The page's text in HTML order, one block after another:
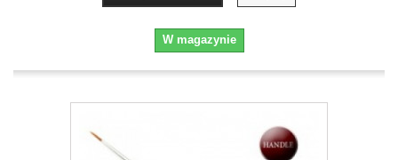
W magazynie